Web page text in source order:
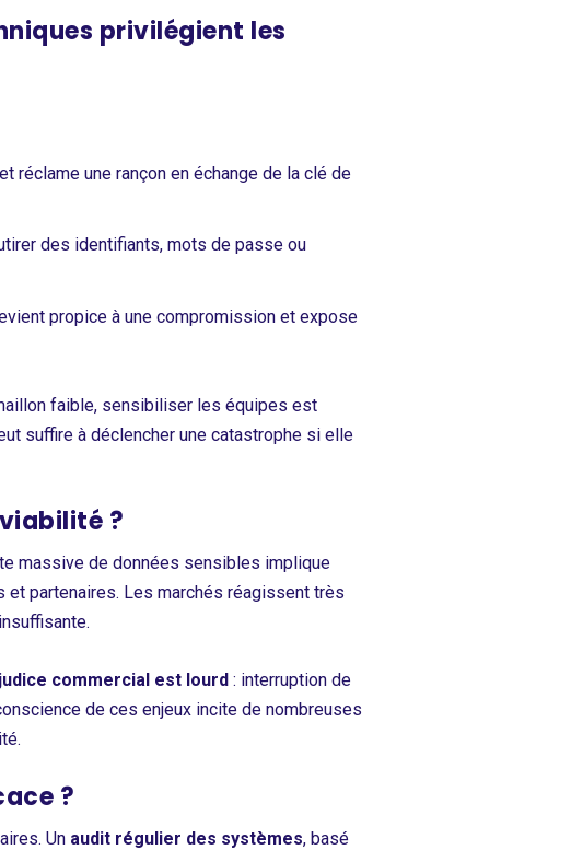
privilégient les
réclame une rançon en échange de la clé de
des identifiants, mots de passe ou
propice à une compromission et expose
faible, sensibiliser les équipes est
suffire à déclencher une catastrophe si elle
?
massive de données sensibles implique
partenaires. Les marchés réagissent très
commercial est lourd : interruption de
de ces enjeux incite de nombreuses
?
Un audit régulier des systèmes, basé